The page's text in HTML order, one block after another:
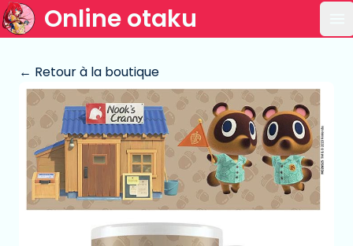
Online otaku
← Retour à la boutique